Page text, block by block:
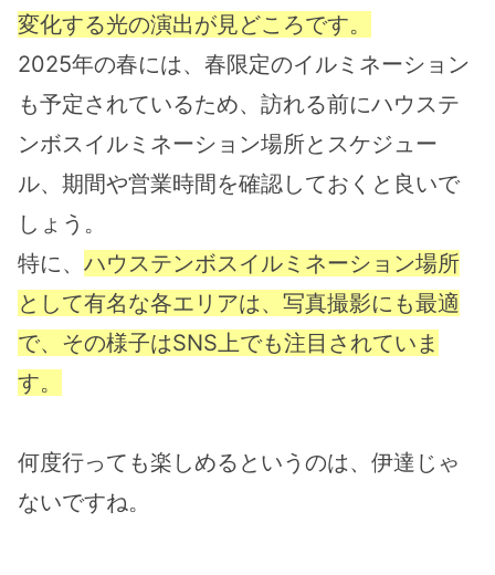
変化する光の演出が見どころです。
2025年の春には、春限定のイルミネーション
も予定されているため、訪れる前にハウステ
ンボスイルミネーション場所とスケジュー
ル、期間や営業時間を確認しておくと良いで
しょう。
特に、 ハウステンボスイルミネーション場所
として有名な各エリアは、写真撮影にも最適
で、その様子はSNS上でも注目されていま
す。
何度行っても楽しめるというのは、伊達じゃ
ないですね。